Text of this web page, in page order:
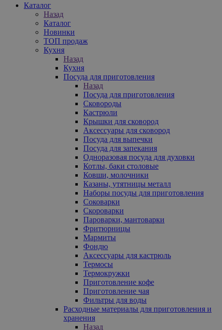
Каталог
Назад
Каталог
Новинки
ТОП продаж
Кухня
Назад
Кухня
Посуда для приготовления
Назад
Посуда для приготовления
Сковороды
Кастрюли
Крышки для сковород
Аксессуары для сковород
Посуда для выпечки
Посуда для запекания
Одноразовая посуда для духовки
Котлы, баки столовые
Ковши, молочники
Казаны, утятницы металл
Наборы посуды для приготовления
Соковарки
Скороварки
Пароварки, мантоварки
Фритюрницы
Мармиты
Фондю
Аксессуары для кастрюль
Термосы
Термокружки
Приготовление кофе
Приготовление чая
Фильтры для воды
Расходные материалы для приготовления и
хранения
Назад